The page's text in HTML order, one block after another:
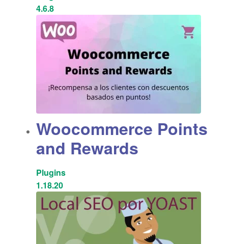
4.6.8
Woocommerce Points
and Rewards
Plugins
1.18.20